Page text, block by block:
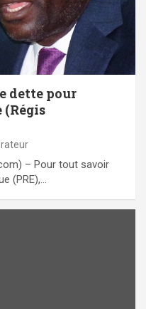
dette pour
(Régis
– Pour tout savoir
(PRE),…